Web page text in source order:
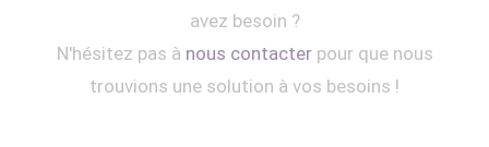
avez besoin ?
N'hésitez pas à nous contacterpour que nous
trouvions une solution à vos besoins !